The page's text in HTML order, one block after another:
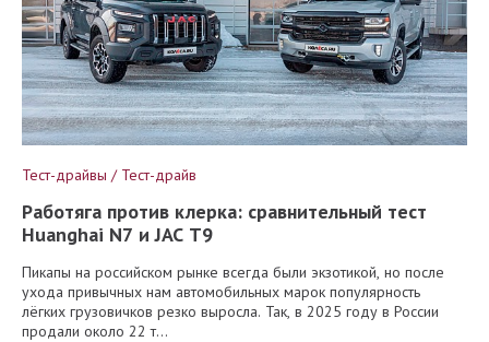
Тест-драйвы / Тест-драйв
Работяга против клерка: сравнительный тест
Huanghai N7 и JAC T9
Пикапы на российском рынке всегда были экзотикой, но после
ухода привычных нам автомобильных марок популярность
лёгких грузовичков резко выросла. Так, в 2025 году в России
продали около 22 т...